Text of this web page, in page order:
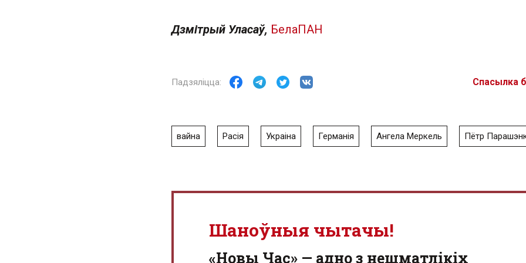
Дзмітрый Уласаў, БелаПАН
Спасылка
вайна Расія Украіна Германія Ангела Меркель Пётр
Шаноўныя чытачы!
«Новы Час» — адно з нешматлікіх